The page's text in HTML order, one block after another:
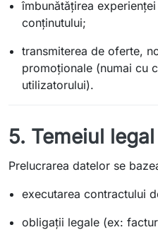
îmbunătățirea
conținutului;
transmiterea de oferte,
promoționale (numai cu
utilizatorului).
5. Temeiul
Prelucrarea datelor se
executarea contractului
obligații legale (ex: